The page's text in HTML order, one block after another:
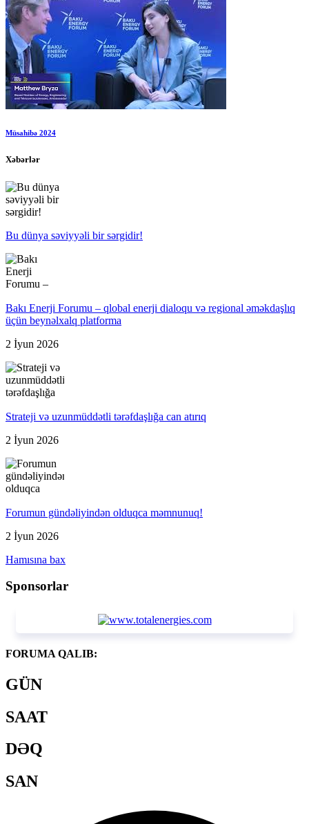
Müsahibə 2024
Xəbərlər
Bu dünya səviyyəli bir sərgidir!
Bakı Enerji Forumu – qlobal enerji dialoqu və regional əməkdaşlıq
üçün beynəlxalq platforma
2 İyun 2026
Strateji və uzunmüddətli tərəfdaşlığa can atırıq
2 İyun 2026
Forumun gündəliyindən olduqca məmnunuq!
2 İyun 2026
Hamısına bax
Sponsorlar
FORUMA QALIB:
GÜN
SAAT
DƏQ
SAN